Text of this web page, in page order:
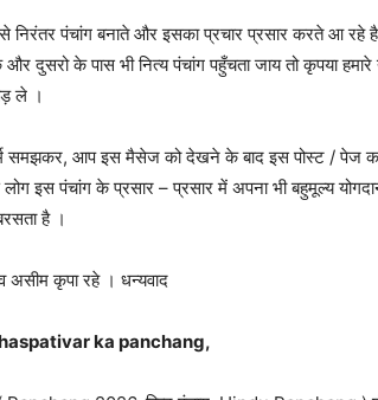
से निरंतर पंचांग बनाते और इसका प्रचार प्रसार करते आ
दुसरो के पास भी नित्य पंचांग पहुँचता जाय तो कृपया
ले ।
समझकर, आप इस मैसेज को देखने के बाद इस पोस्ट / पेज का
इस पंचांग के प्रसार – प्रसार में अपना भी बहुमूल्य
है ।
असीम कृपा रहे । धन्यवाद
ka panchang,